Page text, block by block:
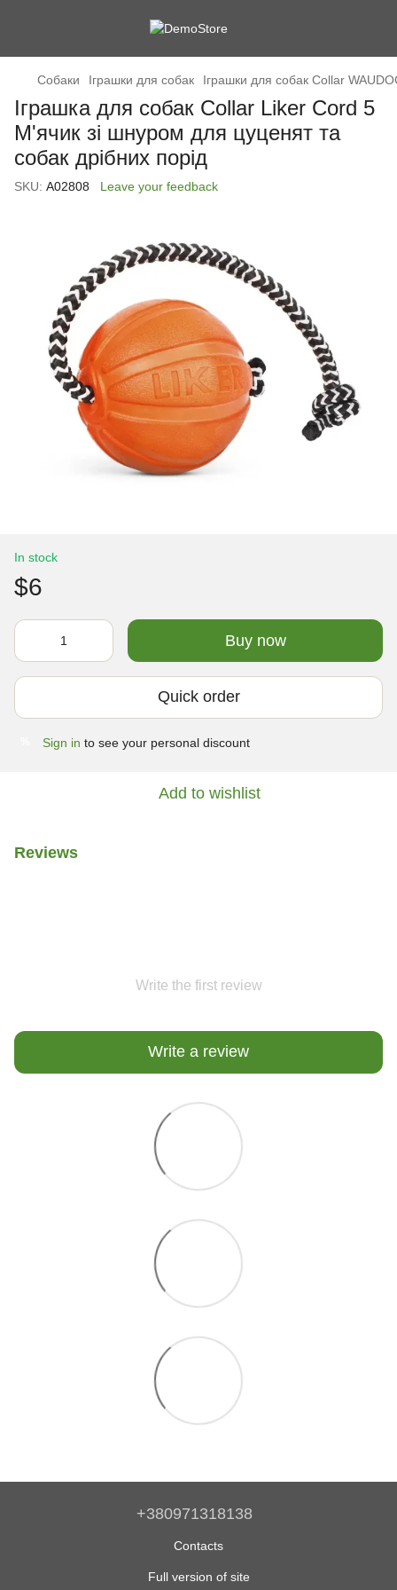
Cобаки Іграшки для собак Іграшки для собак Collar
Іграшка для собак Collar Liker Cord 5
М'ячик зі шнуром для цуценят та
собак дрібних порід
SKU: А02808 Leave your feedback
In stock
$6
Buy now
Quick order
Sign in to see your personal discount
Add to wishlist
Reviews
Write the first review
Write a review
+380971318138
Contacts
Full version of site